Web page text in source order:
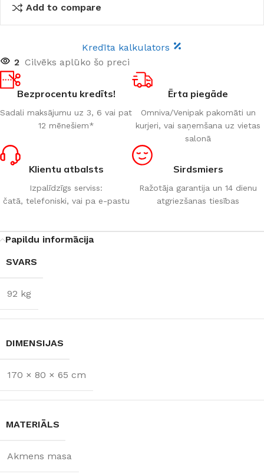
Add to compare
Kredīta kalkulators
2 Cilvēks aplūko šo preci
Bezprocentu kredīts!
Sadali maksājumu uz 3, 6 vai pat
12 mēnešiem*
Ērta piegāde
Omniva/Venipak pakomāti un
kurjeri, vai saņemšana uz vietas
salonā
Klientu atbalsts
Izpalīdzīgs serviss:
čatā, telefoniski, vai pa e-pastu
Sirdsmiers
Ražotāja garantija un 14 dienu
atgriezšanas tiesības
Papildu informācija
SVARS
92 kg
DIMENSIJAS
170 × 80 × 65 cm
MATERIĀLS
Akmens masa